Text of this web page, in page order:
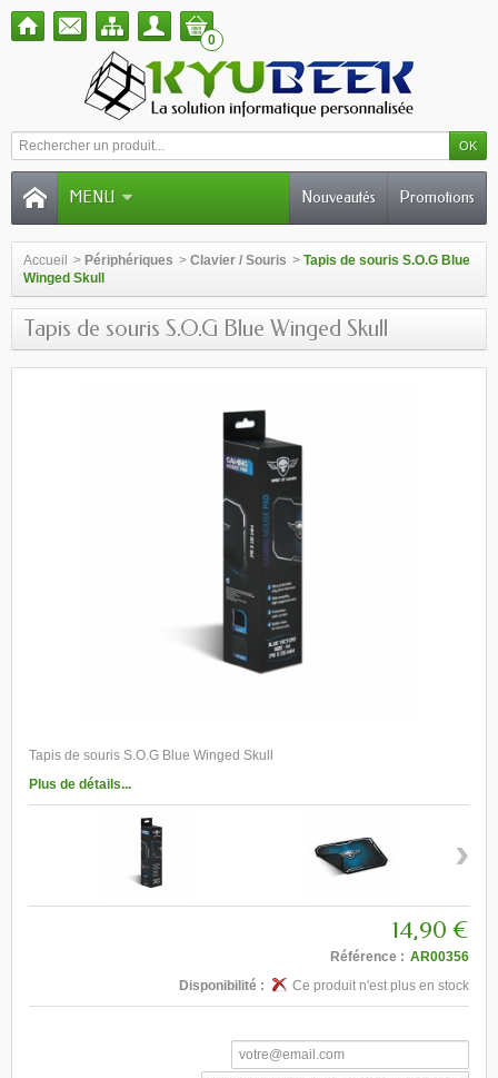
0
MENU Promotions
Nouveautés
Accueil > Périphériques > Clavier / Souris > Tapis de souris S.O.G Blue
Winged Skull
Tapis de souris S.O.G Blue Winged Skull
Tapis de souris S.O.G Blue Winged Skull
Plus de détails...
›
14,90 €
Référence : AR00356
Disponibilité :
Ce produit n'est plus en stock